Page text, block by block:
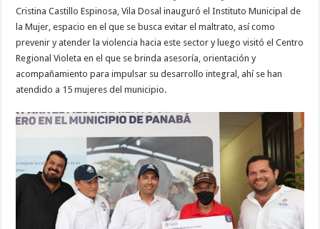
Cristina Castillo Espinosa, Vila Dosal inauguró el Instituto Municipal de
la Mujer, espacio en el que se busca evitar el maltrato, así como
prevenir y atender la violencia hacia este sector y luego visitó el Centro
Regional Violeta en el que se brinda asesoría, orientación y
acompañamiento para impulsar su desarrollo integral, ahí se han
atendido a 15 mujeres del municipio.